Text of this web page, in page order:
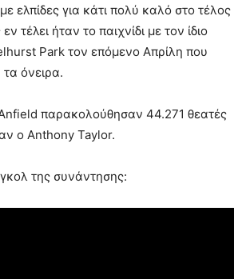
ελπίδες για κάτι πολύ καλό στο τέλος
τέλει ήταν το παιχνίδι με τον ίδιο
Park τον επόμενο Απρίλη που
όνειρα.
Anfield παρακολούθησαν 44.271 θεατές
ο Anthony Taylor.
της συνάντησης: